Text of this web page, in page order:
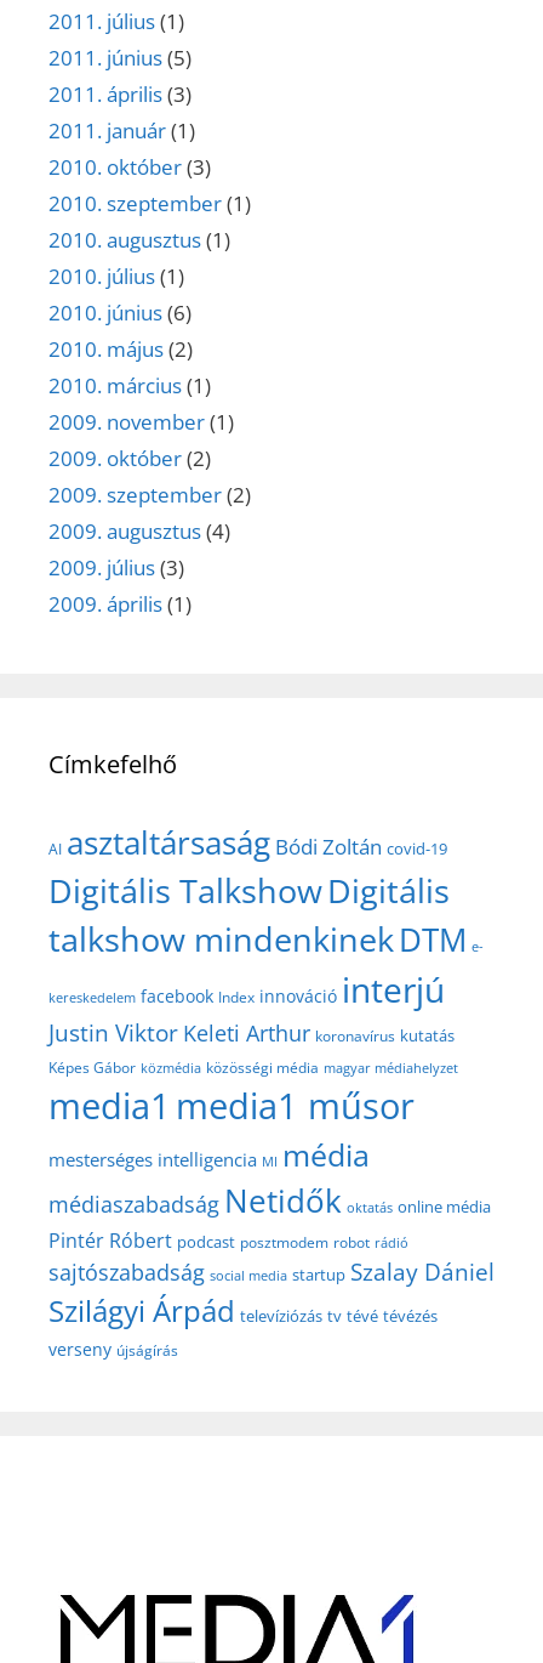
2011. július(1)
2011. június(5)
2011. április(3)
2011. január(1)
2010. október(3)
2010. szeptember(1)
2010. augusztus(1)
2010. július(1)
2010. június(6)
2010. május(2)
2010. március(1)
2009. november(1)
2009. október(2)
2009. szeptember(2)
2009. augusztus(4)
2009. július(3)
2009. április(1)
Címkefelhő
AI asztaltársaság Bódi Zoltán covid-19
Digitális TalkshowDigitális
talkshow mindenkinekDTM e-
kereskedelem facebook Index innováció interjú
Justin Viktor Keleti Arthur koronavírus kutatás
Képes Gábor közmédia közösségi média magyar médiahelyzet
media1 media1 műsor
mesterséges intelligencia MI média
médiaszabadság Netidők oktatás online média
Pintér Róbert podcast posztmodem robot rádió
sajtószabadság social media startup Szalay Dániel
Szilágyi Árpád televíziózás tv tévé tévézés
verseny újságírás